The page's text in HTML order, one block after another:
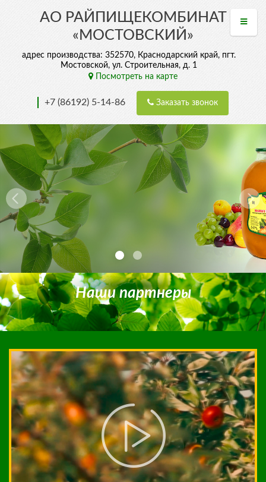
АО РАЙПИЩЕКОМБИНАТ
«МОСТОВСКИЙ»
адрес производства: 352570, Краснодарский край, пгт.
Мостовской, ул. Строительная, д. 1
Посмотреть на карте
+7 (86192) 5-14-86 Заказать звонок
Наши партнеры